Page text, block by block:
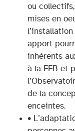
ou
mises en
apport
inhérents
à la FFB et
de la
enceintes.
•